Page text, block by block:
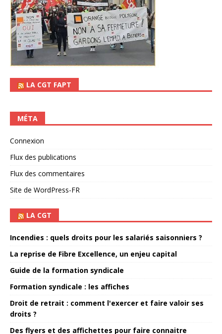
LA CGT FAPT
MÉTA
Connexion
Flux des publications
Flux des commentaires
Site de WordPress-FR
LA CGT
Incendies : quels droits pour les salariés saisonniers ?
La reprise de Fibre Excellence, un enjeu capital
Guide de la formation syndicale
Formation syndicale : les affiches
Droit de retrait : comment l'exercer et faire valoir ses
droits ?
Des flyers et des affichettes pour faire connaitre